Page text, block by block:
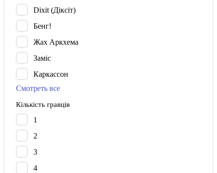
Dixit (Діксіт)
Бенг!
Жах Аркхема
Заміс
Каркассон
Смотреть все
Кількість гравців
1
2
3
4